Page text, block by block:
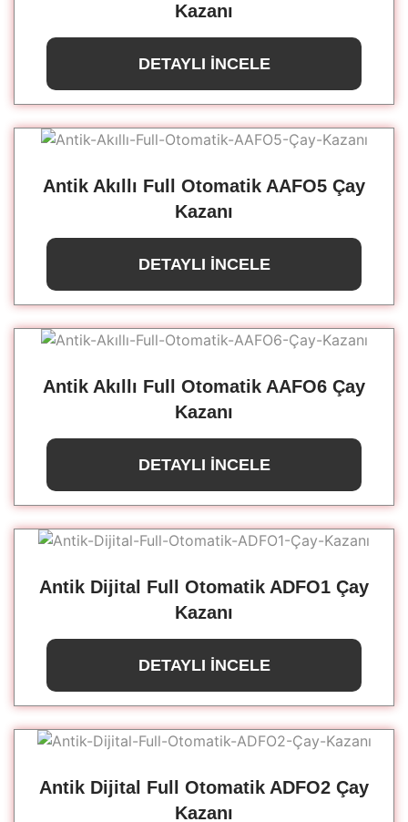
Kazanı
DETAYLI İNCELE
Antik Akıllı Full Otomatik AAFO5 Çay
Kazanı
DETAYLI İNCELE
Antik Akıllı Full Otomatik AAFO6 Çay
Kazanı
DETAYLI İNCELE
Antik Dijital Full Otomatik ADFO1 Çay
Kazanı
DETAYLI İNCELE
Antik Dijital Full Otomatik ADFO2 Çay
Kazanı